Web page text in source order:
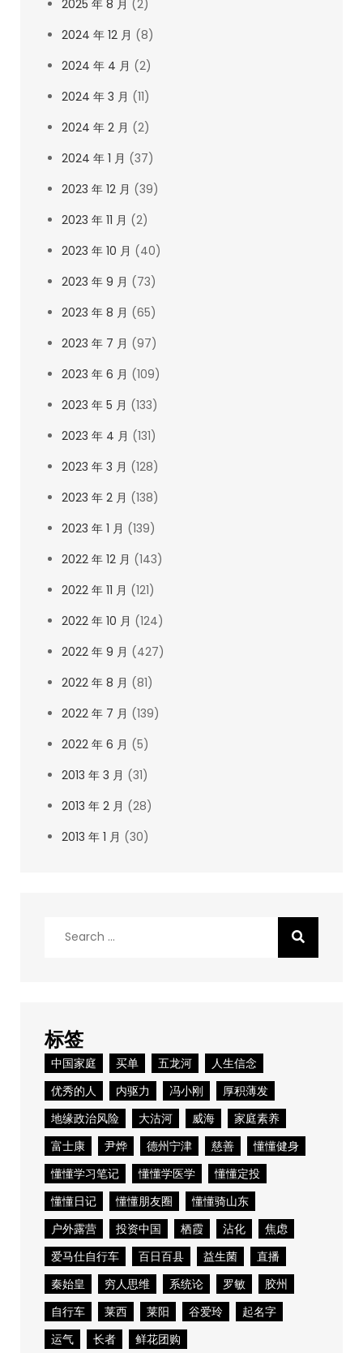
2025 年 8 月 (2)
2024 年 12 月 (8)
2024 年 4 月 (2)
2024 年 3 月 (11)
2024 年 2 月 (2)
2024 年 1 月 (37)
2023 年 12 月 (39)
2023 年 11 月 (2)
2023 年 10 月 (40)
2023 年 9 月 (73)
2023 年 8 月 (65)
2023 年 7 月 (97)
2023 年 6 月 (109)
2023 年 5 月 (133)
2023 年 4 月 (131)
2023 年 3 月 (128)
2023 年 2 月 (138)
2023 年 1 月 (139)
2022 年 12 月 (143)
2022 年 11 月 (121)
2022 年 10 月 (124)
2022 年 9 月 (427)
2022 年 8 月 (81)
2022 年 7 月 (139)
2022 年 6 月 (5)
2013 年 3 月 (31)
2013 年 2 月 (28)
2013 年 1 月 (30)
标签
中国家庭 买单 五龙河
人生信念
优秀的人
内驱力 冯小刚
厚积薄发
地缘政治风险
大沽河 威海
家庭素养
富士康
尹烨 德州宁津 慈善
懂懂健身
懂懂学习笔记
懂懂学医学
懂懂定投
懂懂日记
懂懂朋友圈
懂懂骑山东
户外露营
投资中国 栖霞 沾化
焦虑
爱马仕自行车
百日百县 益生菌
直播
秦始皇
穷人思维 系统论 罗敏
胶州
自行车
莱西 莱阳 谷爱玲
起名字
运气
长者 鲜花团购